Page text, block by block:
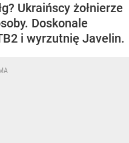
Ukraińscy żołnierze
Doskonale
i wyrzutnię Javelin.